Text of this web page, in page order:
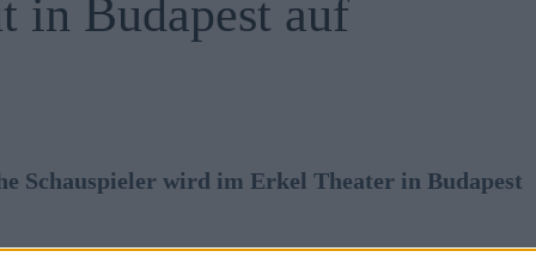
in Budapest auf
Schauspieler wird im Erkel Theater in Budapest